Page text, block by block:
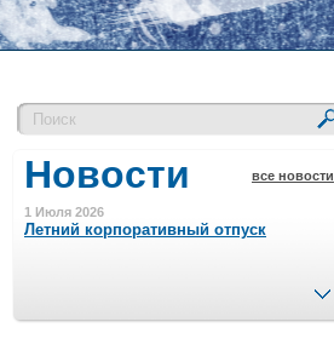
Новости все новости
1 Июля 2026
Летний корпоративный отпуск
Минимальная сумма заказа 5000 р.